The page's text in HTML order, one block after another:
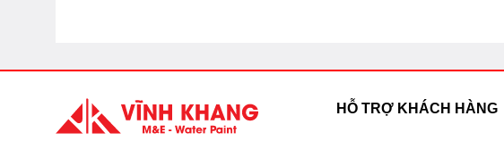
HỖ TRỢ KHÁCH HÀNG